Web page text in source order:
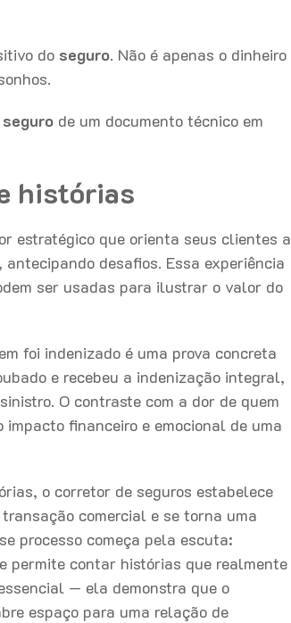
do seguro. Não é apenas o dinheiro
seguro de um documento técnico em
histórias
estratégico que orienta seus clientes a
desafios. Essa experiência
ser usadas para ilustrar o valor do
foi indenizado é uma prova concreta
e recebeu a indenização integral,
O contraste com a dor de quem
financeiro e emocional de uma
o corretor de seguros estabelece
comercial e se torna uma
processo começa pela escuta:
permite contar histórias que realmente
— ela demonstra que o
espaço para uma relação de